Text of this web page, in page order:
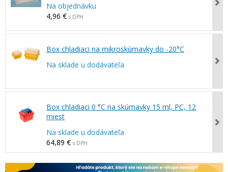
Na objednávku
4,96 € s DPH
Box chladiaci na mikroskúmavky do -20°C
Na sklade u dodávateľa
Box chladiaci 0 °C na skúmavky 15 ml, PC, 12
miest
Na sklade u dodávateľa
64,89 € s DPH